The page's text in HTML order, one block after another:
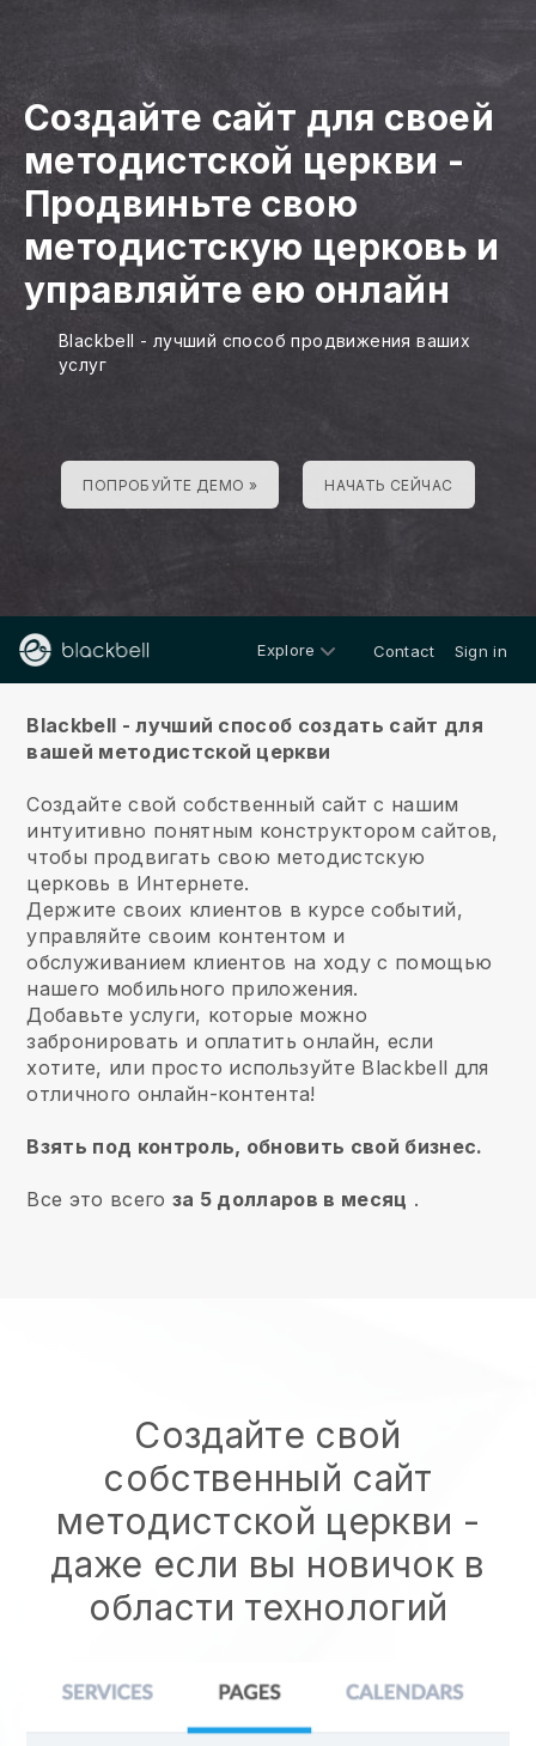
Создайте сайт для своей
методистской церкви -
Продвиньте свою
методистскую церковь и
управляйте ею онлайн
Blackbell - лучший способ продвижения ваших
услуг
ПОПРОБУЙТЕ ДЕМО » НАЧАТЬ СЕЙЧАС
Explore Contact Sign in
Blackbell - лучший способ создать сайт для
вашей методистской церкви
Создайте свой собственный сайт с нашим
интуитивно понятным конструктором сайтов,
чтобы продвигать свою методистскую
церковь в Интернете.
Держите своих клиентов в курсе событий,
управляйте своим контентом и
обслуживанием клиентов на ходу с помощью
нашего мобильного приложения.
Добавьте услуги, которые можно
забронировать и оплатить онлайн, если
хотите, или просто используйте Blackbell для
отличного онлайн-контента!
Взять под контроль, обновить свой бизнес.
Все это всего за 5 долларов в месяц .
Создайте свой
собственный сайт
методистской церкви -
даже если вы новичок в
области технологий